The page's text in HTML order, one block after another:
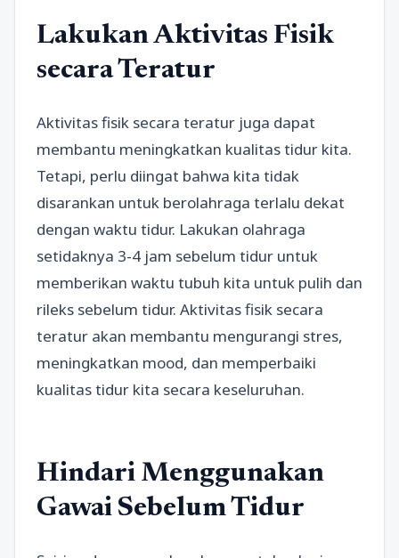
Lakukan Aktivitas Fisik
secara Teratur
Aktivitas fisik secara teratur juga dapat
membantu meningkatkan kualitas tidur kita.
Tetapi, perlu diingat bahwa kita tidak
disarankan untuk berolahraga terlalu dekat
dengan waktu tidur. Lakukan olahraga
setidaknya 3-4 jam sebelum tidur untuk
memberikan waktu tubuh kita untuk pulih dan
rileks sebelum tidur. Aktivitas fisik secara
teratur akan membantu mengurangi stres,
meningkatkan mood, dan memperbaiki
kualitas tidur kita secara keseluruhan.
Hindari Menggunakan
Gawai Sebelum Tidur